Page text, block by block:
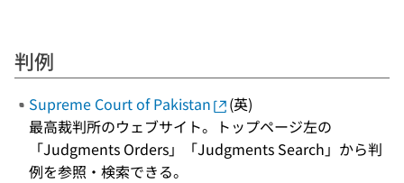
判例
Supreme Court of Pakistan
(英)
最高裁判所のウェブサイト。トップページ左の
「Judgments Orders」「Judgments Search」から判
例を参照・検索できる。